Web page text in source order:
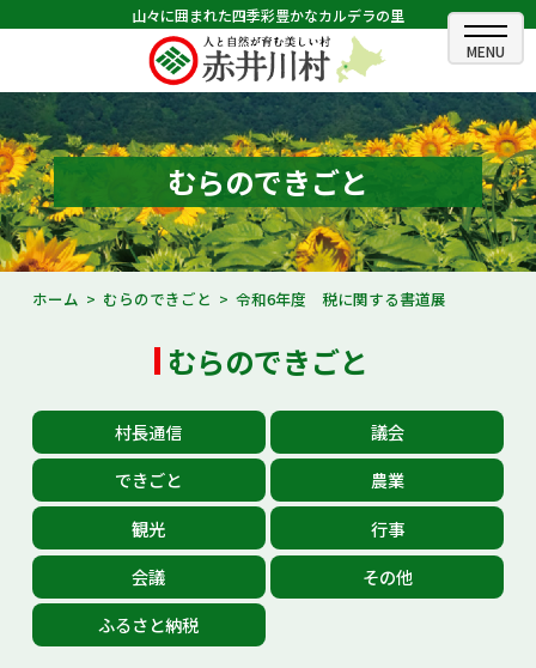
山々に囲まれた四季彩豊かなカルデラの里
ホーム
むらのできごと
むらのプロフィール
くらしの情報
観光・イベント情報
あかいがわ広報
お問い合せ
Select Language
むらのできごと
ホーム むらのできごと 令和6年度 税に関する書道展
むらのできごと
村長通信
議会
できごと
農業
観光
行事
会議
その他
ふるさと納税